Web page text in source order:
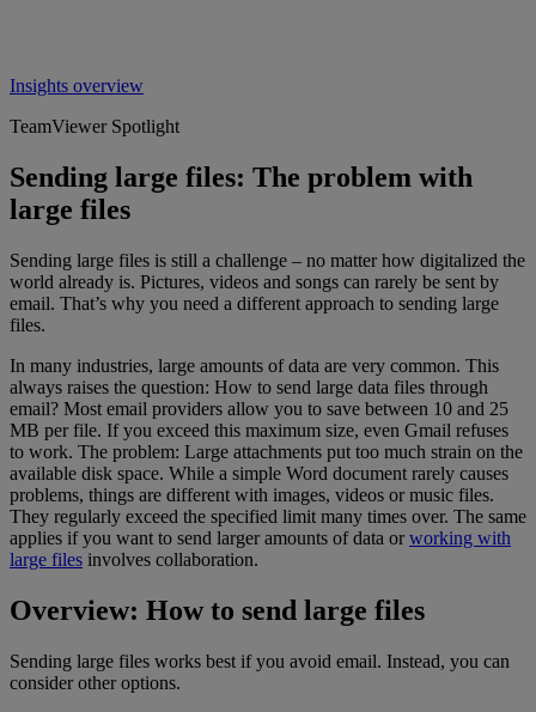
Insights overview
TeamViewer Spotlight
Sending large files: The problem with
large files
Sending large files is still a challenge – no matter how digitalized the
world already is. Pictures, videos and songs can rarely be sent by
email. That’s why you need a different approach to sending large
files.
In many industries, large amounts of data are very common. This
always raises the question: How to send large data files through
email? Most email providers allow you to save between 10 and 25
MB per file. If you exceed this maximum size, even Gmail refuses
to work. The problem: Large attachments put too much strain on the
available disk space. While a simple Word document rarely causes
problems, things are different with images, videos or music files.
They regularly exceed the specified limit many times over. The same
applies if you want to send larger amounts of data orworking with
large files involves collaboration.
Overview: How to send large files
Sending large files works best if you avoid email. Instead, you can
consider other options.